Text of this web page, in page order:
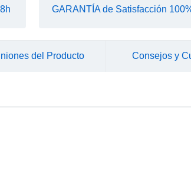
GARANTÍA de Satisfacción
del Producto Consejos y